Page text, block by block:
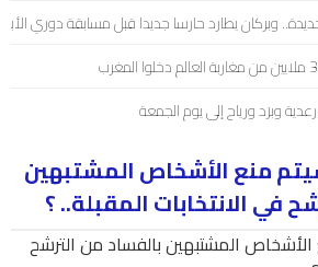
وبركان يطارد حارسا جديدا قبل مسابقة دوري
وبرَد ورياح إلى يوم الجمعة
منع الأشخاص المشتبهين
في الانتخابات المقبلة.. ؟
المشتبهين بالفساد من الترشح